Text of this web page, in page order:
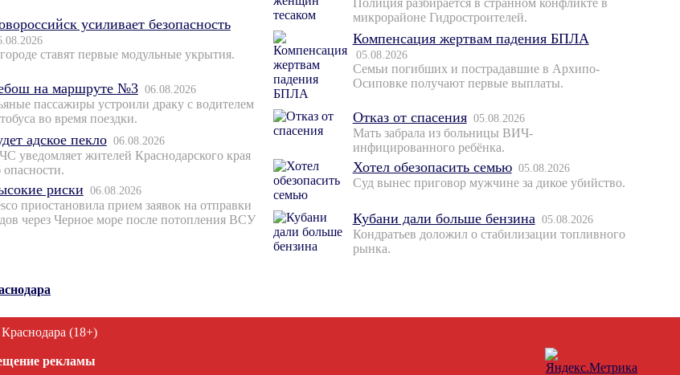
усиливает безопасность
ставят первые модульные укрытия.
на маршруте №3 06.08.2026
пассажиры устроили драку с водителем
во время поездки.
адское пекло 06.08.2026
уведомляет жителей Краснодарского края
опасности.
риски 06.08.2026
приостановила прием заявок на отправки
через Черное море после потопления ВСУ
Полиция разбирается в странном конфликте в
микрорайоне Гидростроителей.
Компенсация жертвам падения БПЛА
05.08.2026
Семьи погибших и пострадавшие в Архипо-
Осиповке получают первые выплаты.
Отказ от спасения 05.08.2026
Мать забрала из больницы ВИЧ-
инфицированного ребёнка.
Хотел обезопасить семью 05.08.2026
Суд вынес приговор мужчине за дикое убийство.
Кубани дали больше бензина 05.08.2026
Кондратьев доложил о стабилизации топливного
рынка.
(18+)
рекламы